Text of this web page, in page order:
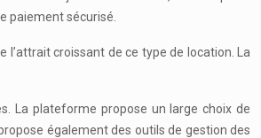
paiement sécurisé.
l’attrait croissant de ce type de location. La
La plateforme propose un large choix de
également des outils de gestion des